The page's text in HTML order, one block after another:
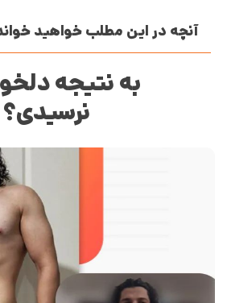
آنچه در این مطلب خواهید
به نتیجه
نرسیدی؟